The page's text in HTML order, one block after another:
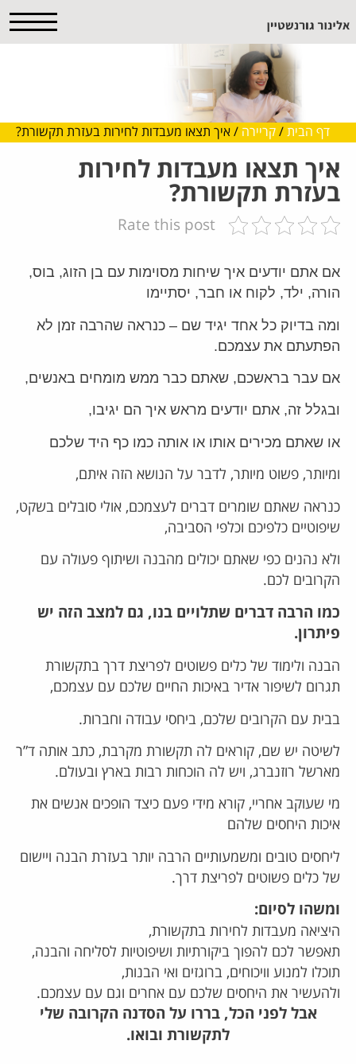
דף הבית / קריירה / איך תצאו מעבדות לחירות בעזרת תקשורת?
איך תצאו מעבדות לחירות
בעזרת תקשורת?
Rate this post
אם אתם יודעים איך שיחות מסוימות עם בן הזוג, בוס,
הורה, ילד, לקוח או חבר, יסתיימו
ומה בדיוק כל אחד יגיד שם – כנראה שהרבה זמן לא
הפתעתם את עצמכם.
אם עבר בראשכם, שאתם כבר ממש מומחים באנשים,
ובגלל זה, אתם יודעים מראש איך הם יגיבו,
או שאתם מכירים אותו או אותה כמו כף היד שלכם
ומיותר, פשוט מיותר, לדבר על הנושא הזה איתם,
כנראה שאתם שומרים דברים לעצמכם, אולי סובלים בשקט,
שיפוטיים כלפיכם וכלפי הסביבה,
ולא נהנים כפי שאתם יכולים מהבנה ושיתוף פעולה עם
הקרובים לכם.
כמו הרבה דברים שתלויים בנו, גם למצב הזה יש
פיתרון.
הבנה ולימוד של כלים פשוטים לפריצת דרך בתקשורת
תגרום לשיפור אדיר באיכות החיים שלכם עם עצמכם,
בבית עם הקרובים שלכם, ביחסי עבודה וחברות.
לשיטה יש שם, קוראים לה תקשורת מקרבת, כתב אותה ד”ר
מארשל רוזנברג, ויש לה הוכחות רבות בארץ ובעולם.
מי שעוקב אחריי, קורא מידי פעם כיצד הופכים אנשים את
איכות היחסים שלהם
ליחסים טובים ומשמעותיים הרבה יותר בעזרת הבנה ויישום
של כלים פשוטים לפריצת דרך.
ומשהו לסיום:
היציאה מעבדות לחירות בתקשורת,
תאפשר לכם להפוך ביקורתיות ושיפוטיות לסליחה והבנה,
תוכלו למנוע וויכוחים, ברוגזים ואי הבנות,
ולהעשיר את היחסים שלכם עם אחרים וגם עם עצמכם.
אבל לפני הכל, בררו על הסדנה הקרובה שלי
לתקשורת ובואו.